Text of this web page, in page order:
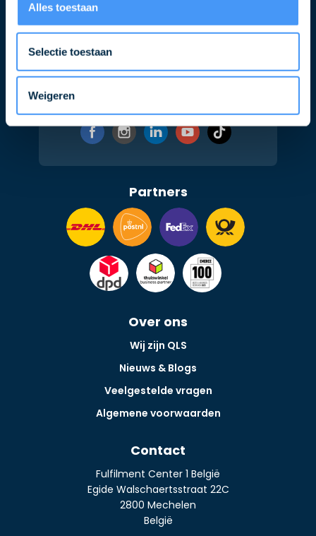
Alles toestaan
Selectie toestaan
Weigeren
Partners
Over ons
Wij zijn QLS
Nieuws & Blogs
Veelgestelde vragen
Algemene voorwaarden
Contact
Fulfilment Center 1 België
Egide Walschaertsstraat 22C
2800 Mechelen
België